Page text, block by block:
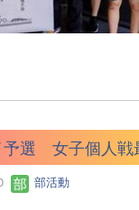
予選 女子個人戦
部活動